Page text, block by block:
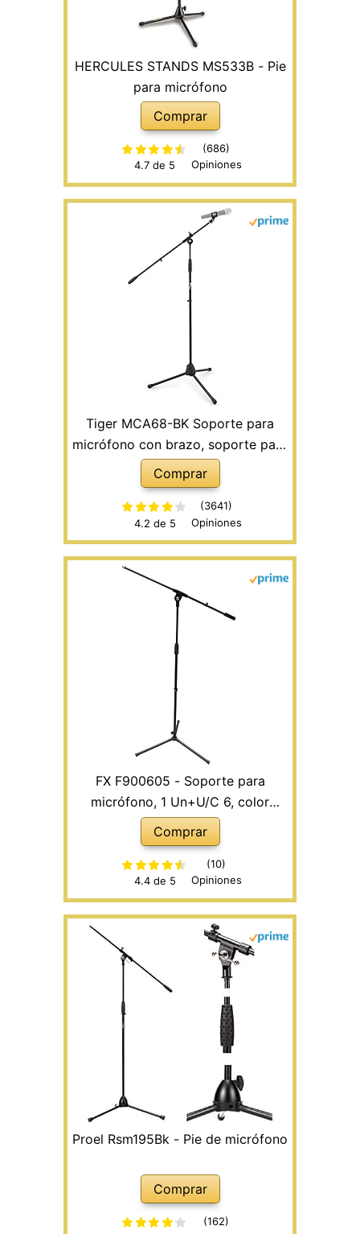
HERCULES STANDS MS533B - Pie
para micrófono
Comprar
4.7 de 5
(686)
Opiniones
Tiger MCA68-BK Soporte para
micrófono con brazo, soporte para
micrófono con clip de micrófono
gratuito - Negro
Comprar
4.2 de 5
(3641)
Opiniones
FX F900605 - Soporte para
micrófono, 1 Un+U/C 6, color
negro
Comprar
4.4 de 5
(10)
Opiniones
Proel Rsm195Bk - Pie de micrófono
Comprar
(162)